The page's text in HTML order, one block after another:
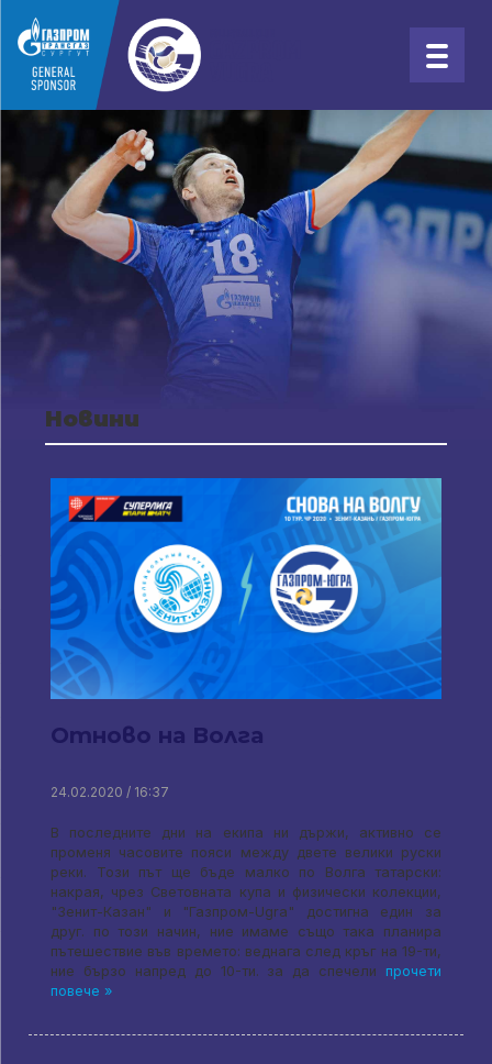
Новини
Отново на Волга
24.02.2020 / 16:37
В последните дни на екипа ни държи, активно се
променя часовите пояси между двете велики руски
реки. Този път ще бъде малко по Волга татарски:
накрая, чрез Световната купа и физически колекции,
"Зенит-Казан" и "Газпром-Ugra" достигна един за
друг. по този начин, ние имаме също така планира
пътешествие във времето: веднага след кръг на 19-ти,
ние бързо напред до 10-ти. за да спечели прочети
повече »